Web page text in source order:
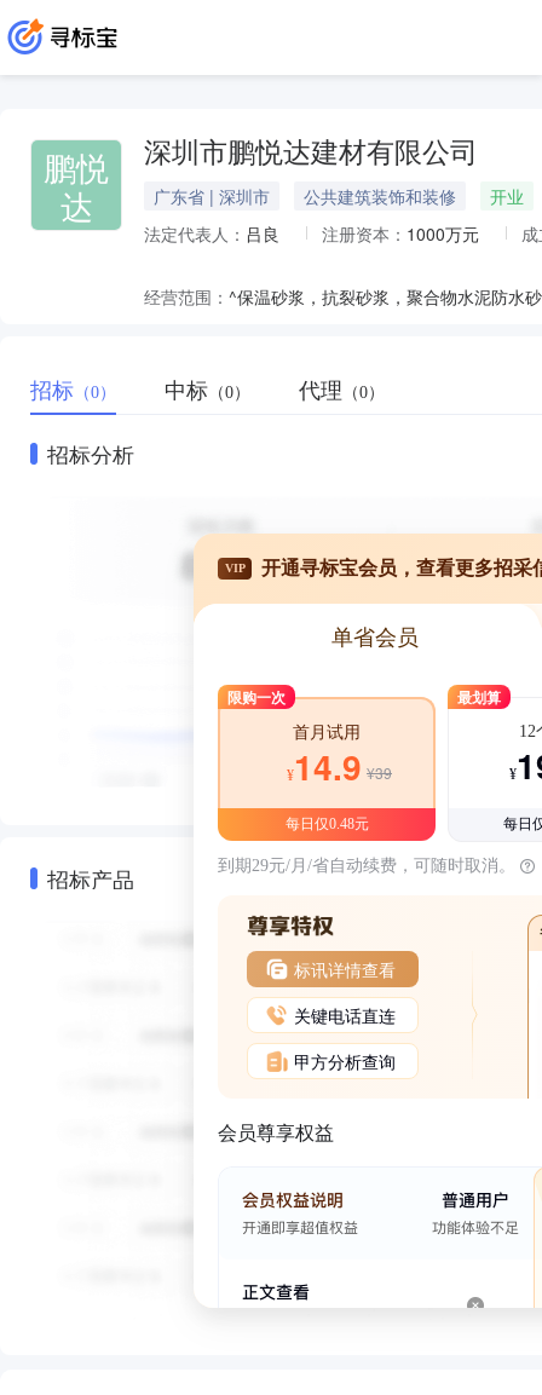
鹏悦
达
深圳市鹏悦达建材有限公司
广东省 | 深圳市 公共建筑装饰和装修
开业
法定代表人： 吕良 注册资本： 1000万元
经营范围：
招标 （0） 中标 （0） 代理 （0）
招标分析
招标产品
VIP 开通寻标宝会员，查看更多招采
单省会员
限购一次
首月试用
¥14.9 ¥39
每日仅0.48元
最划算
12
¥
每日
到期29元/月/省自动续费，可随时取消。
标讯详情查看
关键电话直连
甲方分析查询
会员尊享权益